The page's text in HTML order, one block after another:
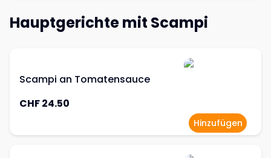
Hauptgerichte mit Scampi
Scampi an Tomatensauce
CHF 24.50
Hinzufügen